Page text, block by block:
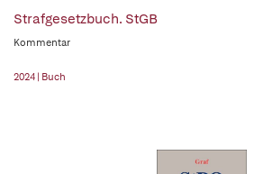
Strafgesetzbuch. StGB
Kommentar
2024 | Buch